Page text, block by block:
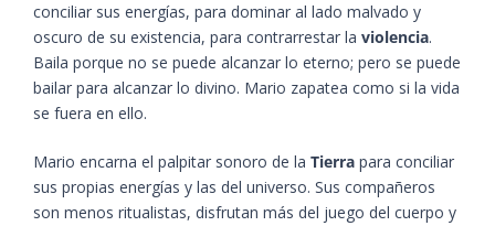
conciliar sus energías, para dominar al lado malvado y
oscuro de su existencia, para contrarrestar la violencia.
Baila porque no se puede alcanzar lo eterno; pero se puede
bailar para alcanzar lo divino. Mario zapatea como si la vida
se fuera en ello.
Mario encarna el palpitar sonoro de la Tierra para conciliar
sus propias energías y las del universo. Sus compañeros
son menos ritualistas, disfrutan más del juego del cuerpo y